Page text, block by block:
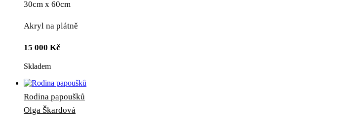
30cm x 60cm
Akryl na plátně
15 000 Kč
Skladem
Rodina papoušků
Olga Škardová